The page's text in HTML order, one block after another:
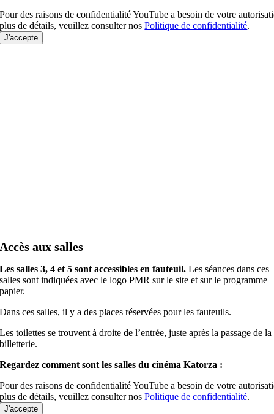
Pour des raisons de confidentialité YouTube a besoin de votre
plus de détails, veuillez consulter nosPolitique de confidentialité.
J'accepte
Accès aux salles
Les salles 3, 4 et 5 sont accessibles en fauteuil. Les séances dans ces
salles sont indiquées avec le logo PMR sur le site et sur le programme
papier.
Dans ces salles, il y a des places réservées pour les fauteuils.
Les toilettes se trouvent à droite de l’entrée, juste après la passage de la
billetterie.
Regardez comment sont les salles du cinéma Katorza :
Pour des raisons de confidentialité YouTube a besoin de votre
plus de détails, veuillez consulter nosPolitique de confidentialité.
J'accepte